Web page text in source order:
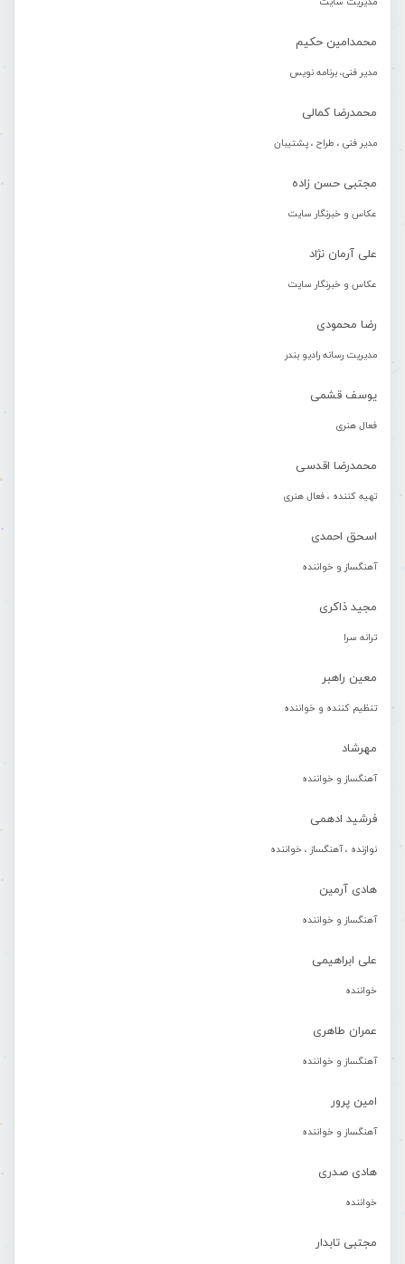
محمدامین حکیم
مدیر فنی، برنامه نویس
محمدرضا کمالی
مدیر فنی ، طراح ، پشتیبان
مجتبی حسن زاده
عکاس و خبرنگار سایت
علی آرمان نژاد
عکاس و خبرنگار سایت
رضا محمودی
مدیریت رسانه رادیو بندر
یوسف قشمی
فعال هنری
محمدرضا اقدسی
تهیه کننده ، فعال هنری
اسحق احمدی
آهنگساز و خواننده
مجید ذاکری
ترانه سرا
معین راهبر
تنظیم کننده و خواننده
مهرشاد
آهنگساز و خواننده
فرشید ادهمی
نوازنده ، آهنگساز ، خواننده
هادی آرمین
آهنگساز و خواننده
علی ابراهیمی
خواننده
عمران طاهری
آهنگساز و خواننده
امین پرور
آهنگساز و خواننده
هادی صدری
خواننده
مجتبی تابدار